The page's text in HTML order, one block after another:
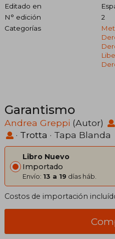
Editado en
N° edición
2
Categorías
Garantismo
Andrea Greppi (Autor)
· Trotta · Tapa Blanda
Libro Nuevo
Importado
Envío: 13 a 19 días háb.
Costos de importación